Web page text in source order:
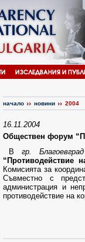
начало новини 2004
16.11.2004
Обществен форум
В гр. Благоевград
“Противодействие
Комисията за
Съвместно с
администрация и
противодействие на